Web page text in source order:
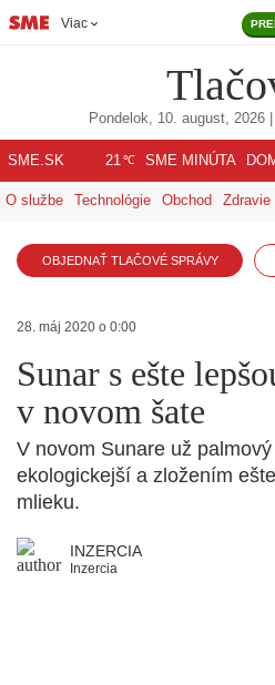
Viac
Pondelok, 10. august, 2026
SME.SK 21℃ SME MINÚTA
O službe Technológie Obchod Zdravie
OBJEDNAŤ TLAČOVÉ SPRÁVY
28. máj 2020 o 0:00
Sunar s ešte
v novom šate
V novom Sunare už
ekologickejší a zložením
mlieku.
INZERCIA
Inzercia